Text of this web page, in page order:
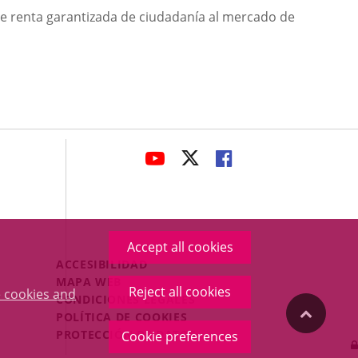
cookies and
Accept all cookies
Reject all cookies
Cookie preferences
garantizada de ciudadanía al mercado de
LINK
APPLICATION.
LINK
APPLICATION.
LINK
APPLICATION.
Menú
Legal
Footer
ACCESIBILIDAD
MAPA WEB
CONDICIONES LEGALES
POLÍTICA DE COOKIES
PROTECCIÓN DE DATOS
"Back